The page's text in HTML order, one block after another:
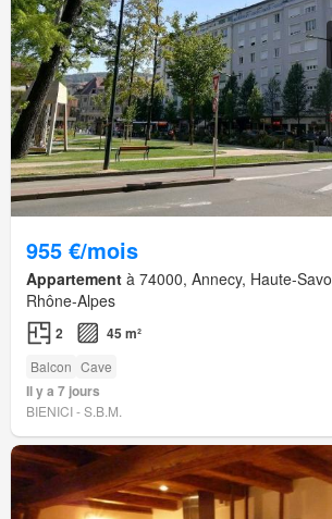
955 €/mois
Appartement à 74000, Annecy, Haute-
Rhône-Alpes
2 45 m²
Balcon Cave
Il y a 7 jours
BIENICI - S.B.M.